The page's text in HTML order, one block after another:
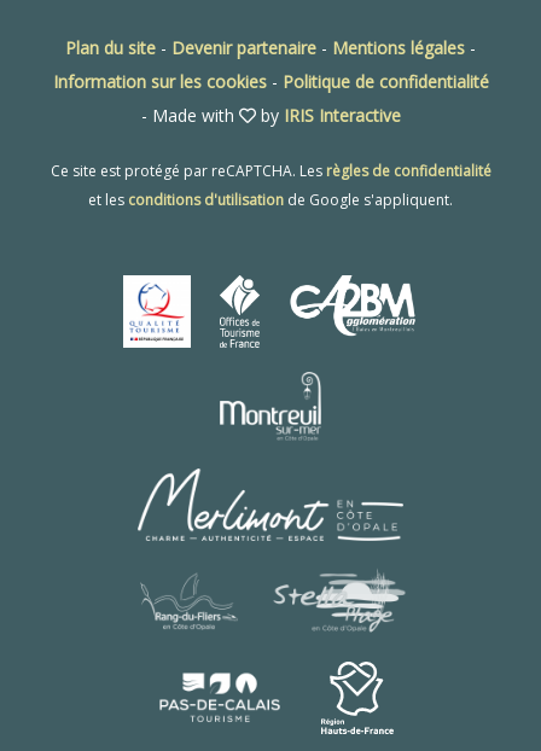
Plan du site - Devenir partenaire - Mentions légales -
Information sur les cookies- Politique de confidentialité
- Made with
by IRIS Interactive
Ce site est protégé par reCAPTCHA. Les règles de confidentialité
et les conditions d'utilisation de Google s'appliquent.